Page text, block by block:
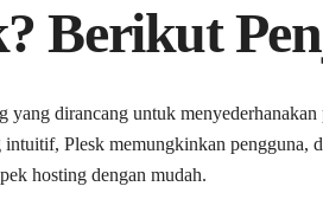
Berikut
yang dirancang untuk menyederhanakan
Plesk memungkinkan pengguna,
hosting dengan mudah.